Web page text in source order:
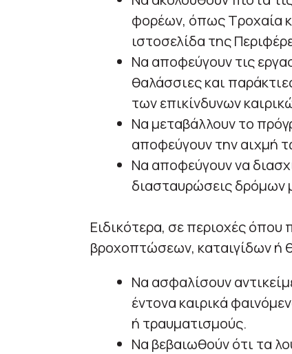
φορέων, όπως Τροχαία
ιστοσελίδα της
Να αποφεύγουν τις
θαλάσσιες και
των επικίνδυνων
Να μεταβάλλουν το
αποφεύγουν την αιχμή
Να αποφεύγουν να
διασταυρώσεις δρόμων
Ειδικότερα, σε περιοχές
βροχοπτώσεων, καταιγίδων ή
Να ασφαλίσουν
έντονα καιρικά
ή τραυματισμούς.
Να βεβαιωθούν ότι τα